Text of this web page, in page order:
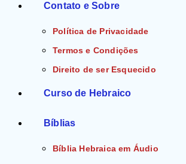
Contato e Sobre
Política de Privacidade
Termos e Condições
Direito de ser Esquecido
Curso de Hebraico
Bíblias
Bíblia Hebraica em Áudio